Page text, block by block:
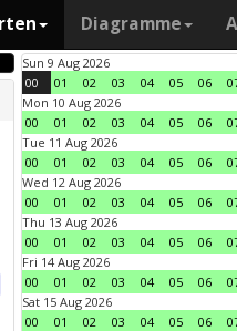
Diagramme
Sun 9 Aug 2026
00
01 02 03 04 05 06
Mon 10 Aug 2026
00
01 02 03 04 05 06
Tue 11 Aug 2026
00
01 02 03 04 05 06
Wed 12 Aug 2026
00
01 02 03 04 05 06
Thu 13 Aug 2026
00
01 02 03 04 05 06
Fri 14 Aug 2026
00
01 02 03 04 05 06
Sat 15 Aug 2026
00
01 02 03 04 05 06